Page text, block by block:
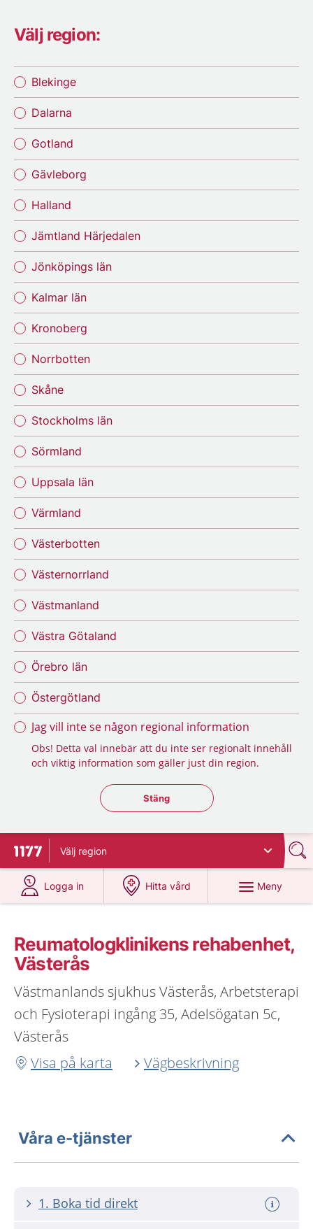
Välj region:
Blekinge
Dalarna
Gotland
Gävleborg
Halland
Jämtland Härjedalen
Jönköpings län
Kalmar län
Kronoberg
Norrbotten
Skåne
Stockholms län
Sörmland
Uppsala län
Värmland
Västerbotten
Västernorrland
Västmanland
Västra Götaland
Örebro län
Östergötland
Jag vill inte se någon regional information
Obs! Detta val innebär att du inte ser regionalt innehåll
och viktig information som gäller just din region.
Stäng regionsväljaren
Stäng
Till startsidan för 1177
Välj region
Logga in
på 1177.se
Hitta vård
på 1177.se
Meny
Reumatologklinikens rehabenhet,
Västerås
Västmanlands sjukhus Västerås, Arbetsterapi
och Fysioterapi ingång 35, Adelsögatan 5c,
Västerås
Visa på karta
Vägbeskrivning
Våra e-tjänster
1. Boka tid direkt